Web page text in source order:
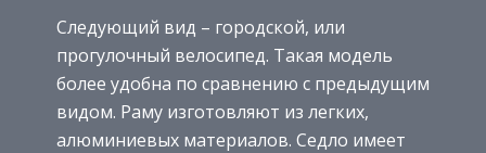
Следующий вид – городской, или
прогулочный велосипед. Такая модель
более удобна по сравнению с предыдущим
видом. Раму изготовляют из легких,
алюминиевых материалов. Седло имеет